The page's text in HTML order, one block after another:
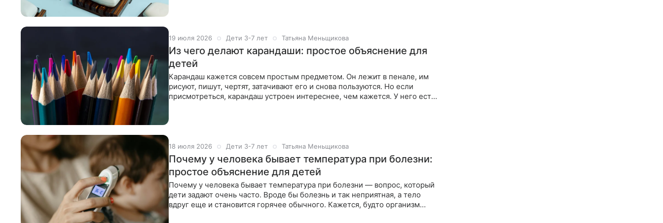
19 июля 2026 Дети 3-7 лет Татьяна Меньщикова
Из чего делают карандаши: простое объяснение для
детей
Карандаш кажется совсем простым предметом. Он лежит в пенале, им
рисуют, пишут, чертят, затачивают его и снова пользуются. Но если
присмотреться, карандаш устроен интереснее, чем кажется. У него есть
18 июля 2026 Дети 3-7 лет Татьяна Меньщикова
Почему у человека бывает температура при болезни:
простое объяснение для детей
Почему у человека бывает температура при болезни — вопрос, который
дети задают очень часто. Вроде бы болезнь и так неприятная, а тело
вдруг еще и становится горячее обычного. Кажется, будто организм